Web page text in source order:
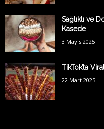
Sağlıklı ve
Kasede
3 Mayıs 2025
TikTok’ta
22 Mart 2025